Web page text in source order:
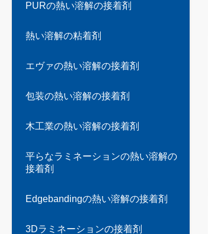
PURの熱い溶解の接着剤
熱い溶解の粘着剤
エヴァの熱い溶解の接着剤
包装の熱い溶解の接着剤
木工業の熱い溶解の接着剤
平らなラミネーションの熱い溶解の
接着剤
Edgebandingの熱い溶解の接着剤
3Dラミネーションの接着剤